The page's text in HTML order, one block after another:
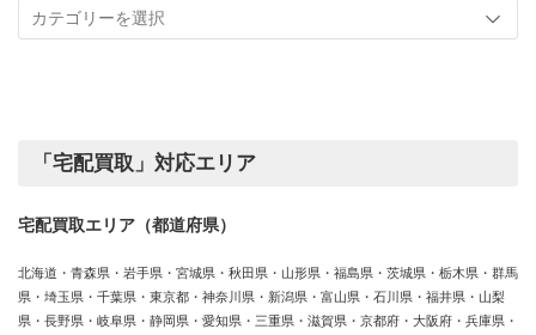
績
カ
「宅配買取」対応エリア
宅配買取エリア（都道府県）
北海道・青森県・岩手県・宮城県・秋田県・山形県・福島県・茨城県・栃木県・群馬
県・埼玉県・千葉県・東京都・神奈川県・新潟県・富山県・石川県・福井県・山梨
県・長野県・岐阜県・静岡県・愛知県・三重県・滋賀県・京都府・大阪府・兵庫県・